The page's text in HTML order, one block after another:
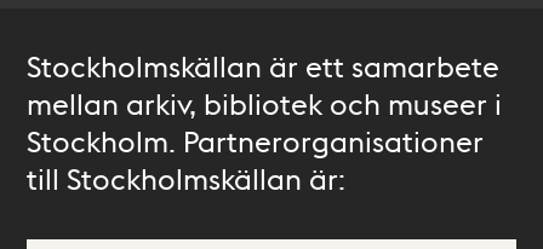
Stockholmskällan är ett samarbete
mellan arkiv, bibliotek och museer i
Stockholm. Partnerorganisationer
till Stockholmskällan är: